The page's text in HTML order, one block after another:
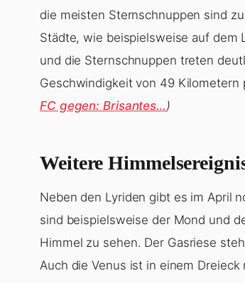
die meisten Sternschnuppen sind
Städte, wie beispielsweise auf dem
und die Sternschnuppen treten
Geschwindigkeit von 49 Kilometern
FC gegen: Brisantes… )
Weitere
Neben den Lyriden gibt es im April
sind beispielsweise der Mond und
Himmel zu sehen. Der Gasriese
Auch die Venus ist in einem